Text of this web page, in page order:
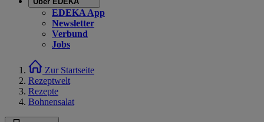
EDEKA App
Newsletter
Verbund
Jobs
Zur Startseite
Rezeptwelt
Rezepte
Bohnensalat